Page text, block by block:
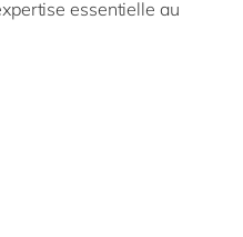
essentielle au